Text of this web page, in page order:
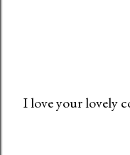
I love your lovely